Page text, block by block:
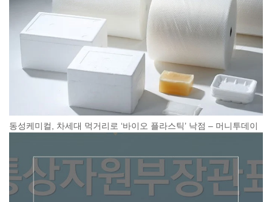
동성케미컬, 차세대 먹거리로 ‘바이오 플라스틱’ 낙점 – 머니투데이